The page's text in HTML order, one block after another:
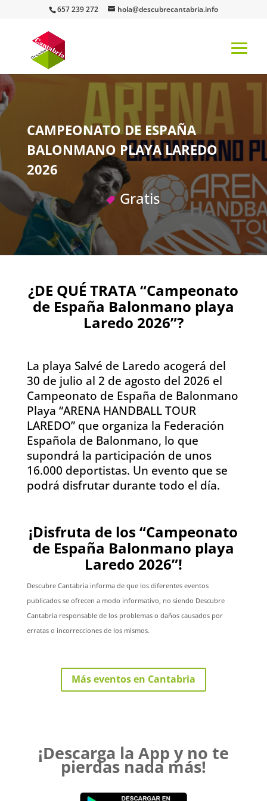
657 239 272 hola@descubrecantabria.info
CAMPEONATO DE ESPAÑA
BALONMANO PLAYA LAREDO
2026
Gratis
¿DE QUÉ TRATA “Campeonato
de España Balonmano playa
Laredo 2026”?
La playa Salvé de Laredo acogerá del
30 de julio al 2 de agosto del 2026 el
Campeonato de España de Balonmano
Playa “ARENA HANDBALL TOUR
LAREDO” que organiza la Federación
Española de Balonmano, lo que
supondrá la participación de unos
16.000 deportistas. Un evento que se
podrá disfrutar durante todo el día.
¡Disfruta de los “Campeonato
de España Balonmano playa
Laredo 2026”!
Descubre Cantabria informa de que los diferentes eventos
publicados se ofrecen a modo informativo, no siendo Descubre
Cantabria responsable de los problemas o daños causados por
erratas o incorrecciones de los mismos.
Más eventos en Cantabria
¡Descarga la App y no te
pierdas nada más!